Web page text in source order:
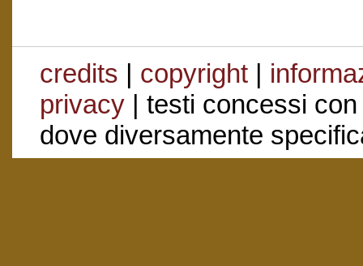
credits | copyright|
privacy| testi concessi
dove diversamente